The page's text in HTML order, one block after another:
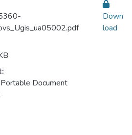
Document
Down
load